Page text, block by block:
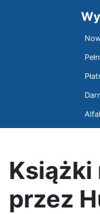
Książki
przez